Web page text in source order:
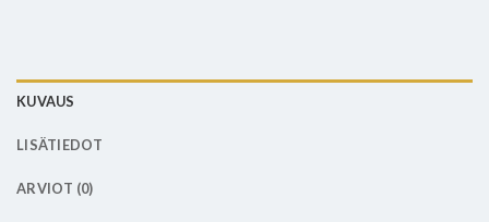
KUVAUS
LISÄTIEDOT
ARVIOT (0)